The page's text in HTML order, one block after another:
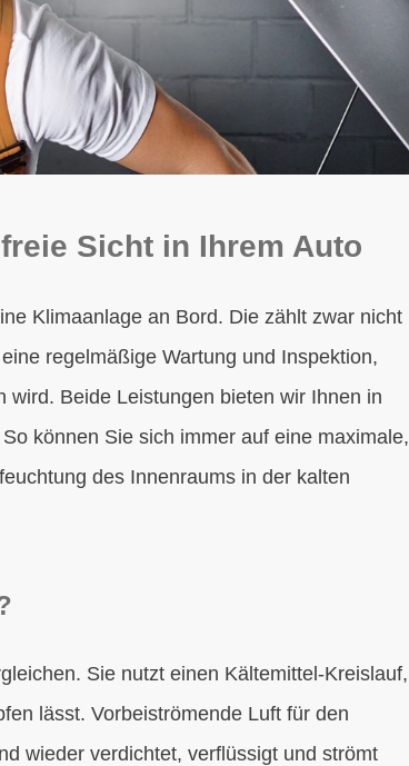
Sicht in Ihrem Auto
Klimaanlage an Bord. Die zählt zwar nicht
regelmäßige Wartung und Inspektion,
Beide Leistungen bieten wir Ihnen in
können Sie sich immer auf eine maximale,
des Innenraums in der kalten
Sie nutzt einen Kältemittel-Kreislauf,
lässt. Vorbeiströmende Luft für den
wieder verdichtet, verflüssigt und strömt